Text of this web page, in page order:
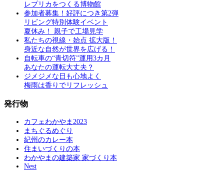
レプリカをつくる博物館
参加者募集！好評につき第2弾
リビング特別体験イベント
夏休み！ 親子で工場見学
私たちの視線・始点 拡大版！
身近な自然が世界を広げる！
自転車の“青切符”運用3カ月
あなたの運転大丈夫？
ジメジメな日も心地よく
梅雨は香りでリフレッシュ
発行物
カフェわかやま2023
まちぐるめぐり
紀州のカレー本
住まいづくりの本
わかやまの建築家 家づくり本
Nest